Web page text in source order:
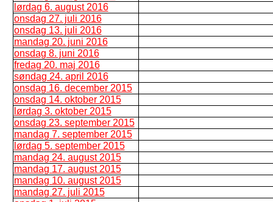
lørdag 6. august 2016
onsdag 27. juli 2016
onsdag 13. juli 2016
mandag 20. juni 2016
onsdag 8. juni 2016
fredag 20. maj 2016
søndag 24. april 2016
onsdag 16. december 2015
onsdag 14. oktober 2015
lørdag 3. oktober 2015
onsdag 23. september 2015
mandag 7. september 2015
lørdag 5. september 2015
mandag 24. august 2015
mandag 17. august 2015
mandag 10. august 2015
mandag 27. juli 2015